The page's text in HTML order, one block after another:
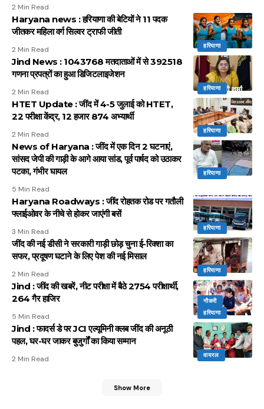
2 Min Read
हरियाणा
Haryana news : हरियाणा की बेटियों ने 11 पदक
जीतकर महिला वर्ग सिल्वर ट्राफी जीती
2 Min Read
हरियाणा
Jind News : 1043768 मतदाताओं में से 392518
गणना प्रपत्रों का हुआ डिजिटलाइजेशन
2 Min Read
हरियाणा
HTET Update : जींद में 4-5 जुलाई को HTET,
22 परीक्षा केंद्र, 12 हजार 874 अभ्यार्थी
2 Min Read
हरियाणा
News of Haryana : जींद में एक दिन 2 घटनाएं,
सांसद जेपी की गाड़ी के आगे आया सांड, पूर्व पार्षद को उठाकर
पटका, गंभीर घायल
5 Min Read
हरियाणा
Haryana Roadways : जींद रोहतक रोड पर गतौली
फ्लाईओवर के नीचे से होकर जाएंगी बसें
3 Min Read
हरियाणा
जींद की नई डीसी ने सरकारी गाड़ी छोड़ चुना ई-रिक्शा का
सफर, प्रदूषण घटाने के लिए पेश की नई मिसाल
2 Min Read
नौकरी
हरियाणा
Jind : जींद की खबरें, नीट परीक्षा में बैठे 2754 परीक्षार्थी,
264 गैर हाजिर
5 Min Read
वायरल
Jind : फादर्स डे पर JCI एल्यूमिनी क्लब जींद की अनूठी
पहल, घर-घर जाकर बुजुर्गों का किया सम्मान
2 Min Read
Show More